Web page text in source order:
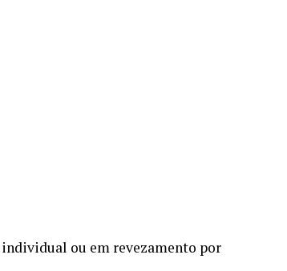
ou em revezamento por